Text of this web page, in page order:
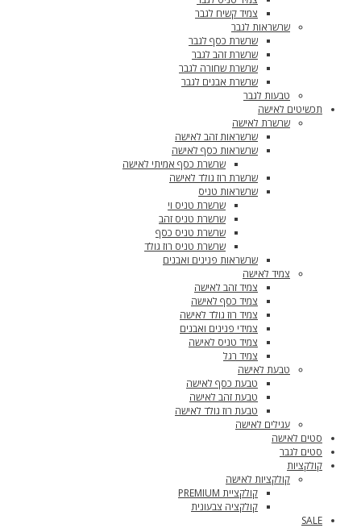
צמיד קשיח לגבר
שרשראות לגבר
שרשרת כסף לגבר
שרשרת זהב לגבר
שרשרת שחורה לגבר
שרשרת אבנים לגבר
טבעות לגבר
תכשיטים לאישה
שרשרת לאישה
שרשראות זהב לאישה
שרשראות כסף לאישה
שרשרת כסף אמיתי לאישה
שרשרת רוז גולד לאישה
שרשראות טניס
שרשרת טניס וי
שרשרת טניס זהב
שרשרת טניס כסף
שרשרת טניס רוז גולד
שרשראות פנינים ואבנים
צמיד לאישה
צמיד זהב לאישה
צמיד כסף לאישה
צמיד רוז גולד לאישה
צמידי פנינים ואבנים
צמיד טניס לאישה
צמיד רגל
טבעת לאישה
טבעת כסף לאישה
טבעת זהב לאישה
טבעת רוז גולד לאישה
עגילים לאישה
סטים לאישה
סטים לגבר
קולקציות
קולקציות לאישה
קולקציית PREMIUM
קולקציה צבעונית
SALE